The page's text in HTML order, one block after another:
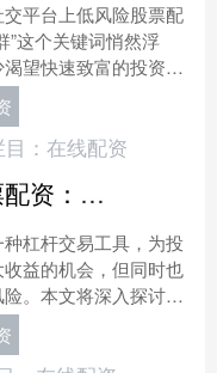
平台上低风险股票配
”这个关键词悄然浮
望快速致富的投资
的群组，往往打着“高
旗号，承....
： 在线配资
《实盘股票配资：杠杆交易实战指南与风控解析》
杠杆交易工具，为投
益的机会，但同时也
。本文将深入探讨实
与风控要点，帮助投
杠....